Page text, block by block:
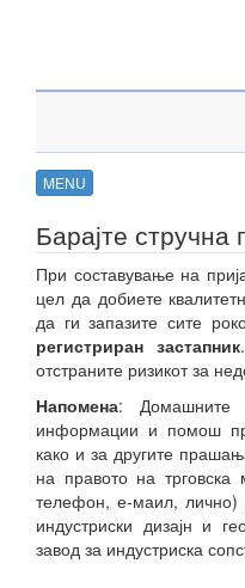
MENU
Барајте
При составување на
цел да добиете
да ги запазите сите
регистриран застапник
отстраните ризикот за
Напомена: Домашните
информации и помош
како и за другите
на правото на
телефон, е-маил, лично)
индустриски дизајн и
завод за индустриска